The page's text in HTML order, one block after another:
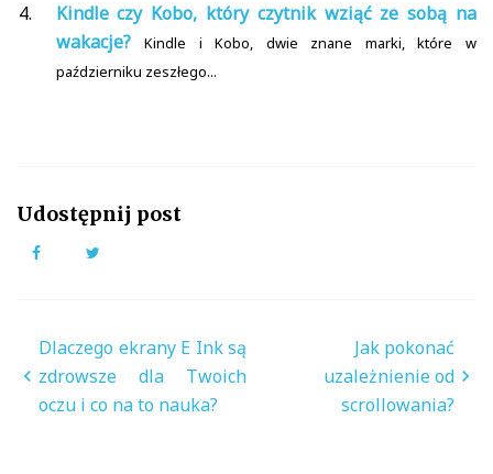
Kindle czy Kobo, który czytnik wziąć ze sobą na
wakacje?
Kindle i Kobo, dwie znane marki, które w
październiku zeszłego...
Udostępnij post
Facebook
Nawigacja
wpisu
Dlaczego ekrany E Ink są
zdrowsze dla Twoich
oczu i co na to nauka?
Jak pokonać
uzależnienie od
scrollowania?